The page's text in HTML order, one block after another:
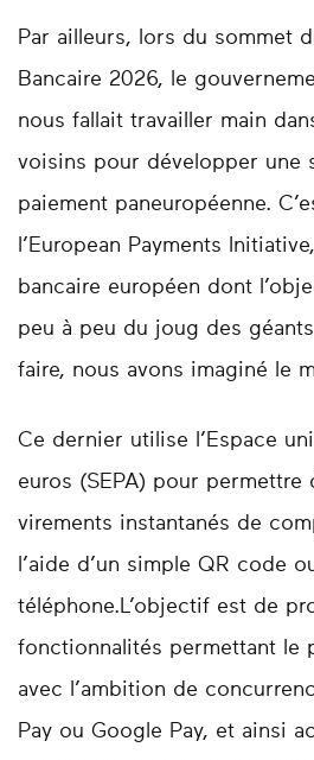
Par ailleurs, lors du sommet
Bancaire 2026, le
nous fallait travailler main
voisins pour développer une
paiement paneuropéenne.
l’European Payments
bancaire européen dont
peu à peu du joug des
faire, nous avons imaginé le
Ce dernier utilise l’Espace
euros (SEPA) pour permettre
virements instantanés de
l’aide d’un simple QR code
téléphone.L’objectif est de
fonctionnalités permettant le
avec l’ambition de
Pay ou Google Pay, et ainsi